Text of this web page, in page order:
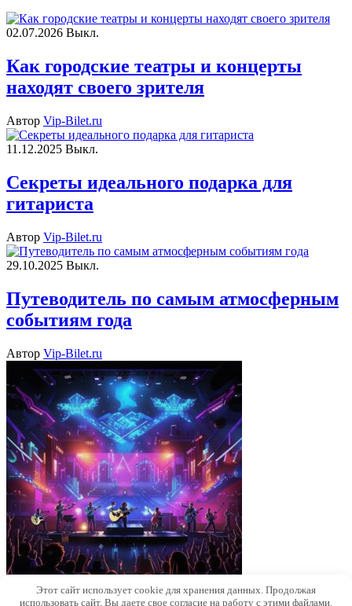
02.07.2026 Выкл.
Как городские театры и концерты
находят своего зрителя
Автор Vip-Bilet.ru
11.12.2025 Выкл.
Секреты идеального подарка для
гитариста
Автор Vip-Bilet.ru
29.10.2025 Выкл.
Путеводитель по самым атмосферным
событиям года
Автор Vip-Bilet.ru
Этот сайт использует cookie для хранения данных. Продолжая
использовать сайт, Вы даете свое согласие на работу с этими файлами.